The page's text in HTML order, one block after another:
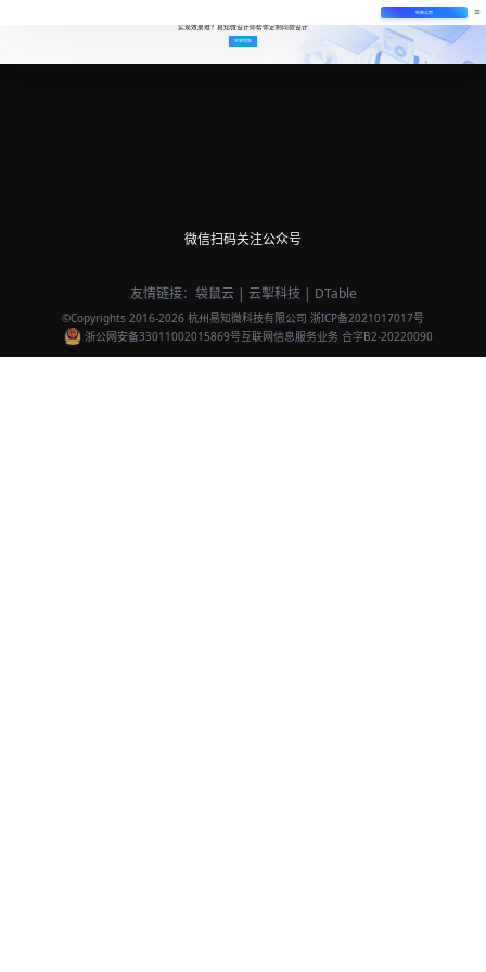
免费试用
实现效果难？易知微设计师帮你定制同款设计
定制同款
微信扫码关注公众号
友情链接： 袋鼠云 | 云掣科技 | DTable
©Copyrights 2016-2026 杭州易知微科技有限公司 浙ICP备2021017017号
浙公网安备33011002015869号互联网信息服务业务 合字B2-20220090